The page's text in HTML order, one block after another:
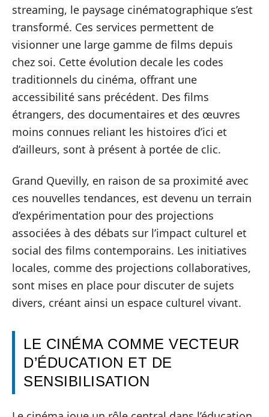
streaming, le paysage cinématographique s’est
transformé. Ces services permettent de
visionner une large gamme de films depuis
chez soi. Cette évolution decale les codes
traditionnels du cinéma, offrant une
accessibilité sans précédent. Des films
étrangers, des documentaires et des œuvres
moins connues reliant les histoires d’ici et
d’ailleurs, sont à présent à portée de clic.
Grand Quevilly, en raison de sa proximité avec
ces nouvelles tendances, est devenu un terrain
d’expérimentation pour des projections
associées à des débats sur l’impact culturel et
social des films contemporains. Les initiatives
locales, comme des projections collaboratives,
sont mises en place pour discuter de sujets
divers, créant ainsi un espace culturel vivant.
LE CINÉMA COMME VECTEUR
D’ÉDUCATION ET DE
SENSIBILISATION